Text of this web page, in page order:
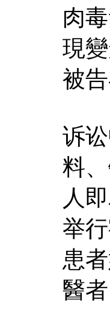
肉
現
被
诉
料
人
举
患
醫